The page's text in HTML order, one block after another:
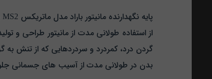
از استفاده طولانی‌ مدت از مانیتور طراحی و
گردن درد، کمردرد و سردردهایی که از تنش
بدن در طولانی‌ مدت از آسیب‌ های جسمانی